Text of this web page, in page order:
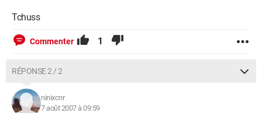
Tchuss
Commenter 1
RÉPONSE 2 / 2
ninixcnr
7 août 2007 à 09:59